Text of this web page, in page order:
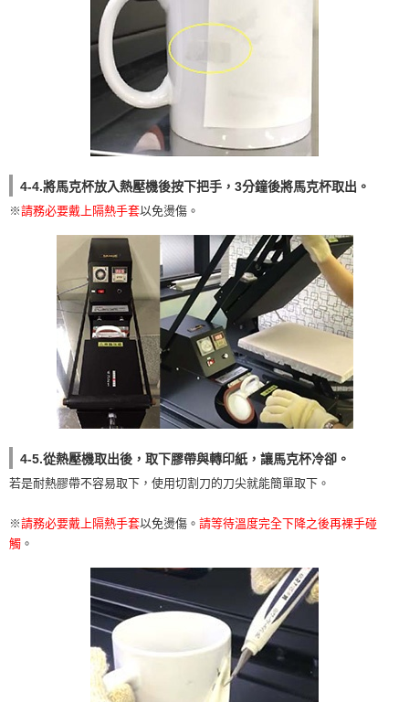
4-4.將馬克杯放入熱壓機後按下把手，3分鐘後將馬克杯取出。
※請務必要戴上隔熱手套以免燙傷。
4-5.從熱壓機取出後，取下膠帶與轉印紙，讓馬克杯冷卻。
若是耐熱膠帶不容易取下，使用切割刀的刀尖就能簡單取下。
※請務必要戴上隔熱手套以免燙傷。 請等待溫度完全下降之後再裸手碰
觸 。